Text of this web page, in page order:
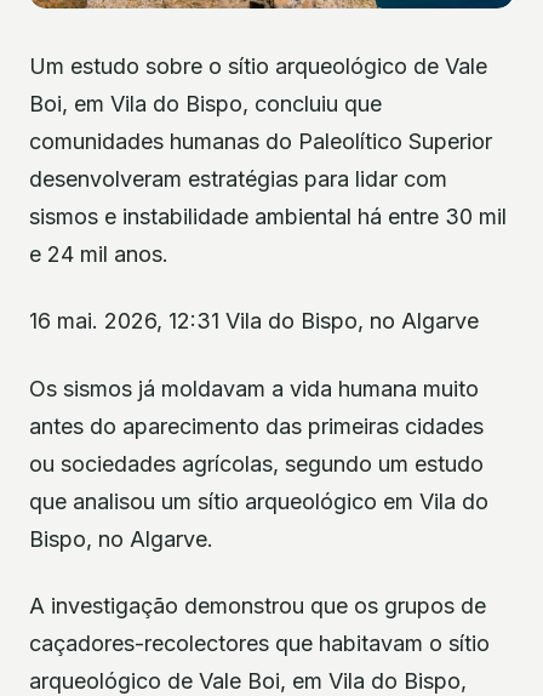
Um estudo sobre o sítio arqueológico de Vale
Boi, em Vila do Bispo, concluiu que
comunidades humanas do Paleolítico Superior
desenvolveram estratégias para lidar com
sismos e instabilidade ambiental há entre 30 mil
e 24 mil anos.
16 mai. 2026, 12:31 Vila do Bispo, no Algarve
Os sismos já moldavam a vida humana muito
antes do aparecimento das primeiras cidades
ou sociedades agrícolas, segundo um estudo
que analisou um sítio arqueológico em Vila do
Bispo, no Algarve.
A investigação demonstrou que os grupos de
caçadores-recolectores que habitavam o sítio
arqueológico de Vale Boi, em Vila do Bispo,